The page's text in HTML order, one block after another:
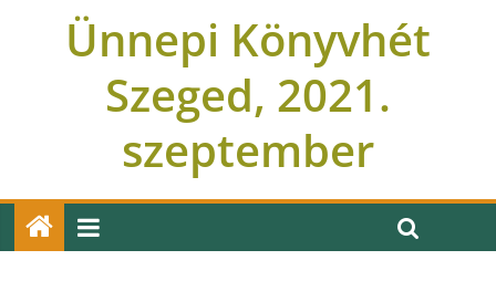
Ünnepi Könyvhét
Szeged, 2021.
szeptember